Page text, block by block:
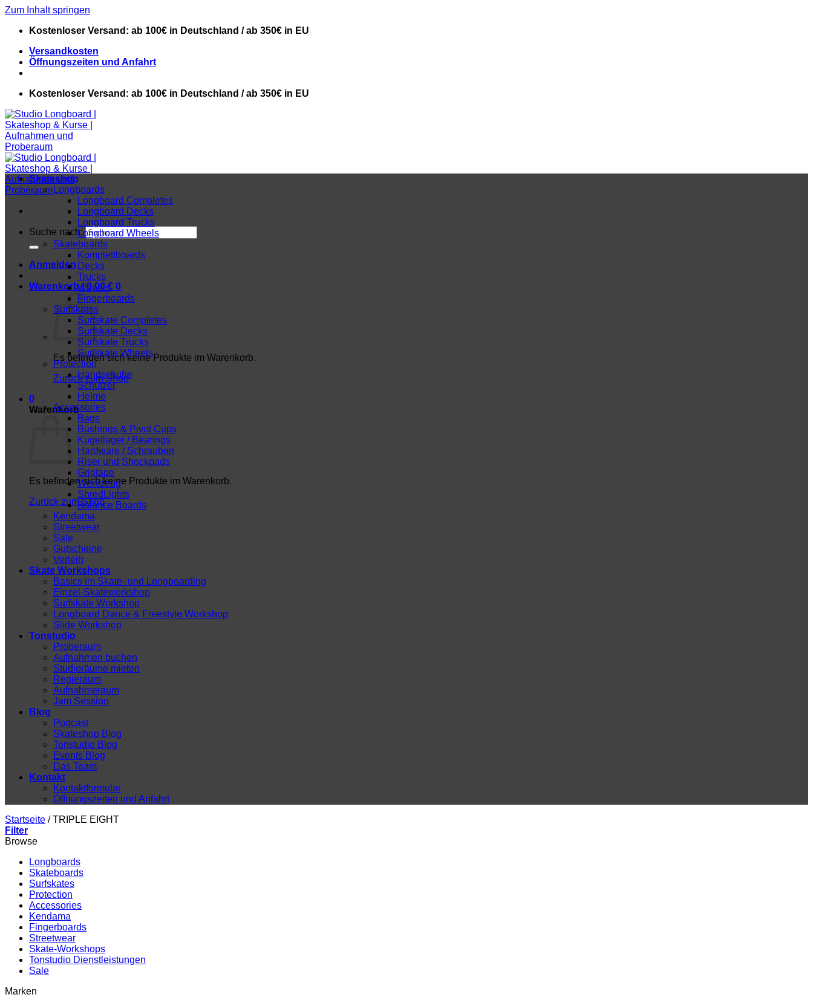
Zum Inhalt springen
Kostenloser Versand: ab 100€ in Deutschland / ab 350€ in EU
Versandkosten
Öffnungszeiten und Anfahrt
Kostenloser Versand: ab 100€ in Deutschland / ab 350€ in EU
Suche nach:
Anmelden
Warenkorb /0,00€ 0
Es befinden sich keine Produkte im Warenkorb.
Zurück zum Shop
0
Warenkorb
Es befinden sich keine Produkte im Warenkorb.
Zurück zum Shop
Skateshop
Longboards
Longboard Completes
Longboard Decks
Longboard Trucks
Longboard Wheels
Skateboards
Komplettboards
Decks
Trucks
Wheels
Fingerboards
Surfskates
Surfskate Completes
Surfskate Decks
Surfskate Trucks
Surfskate Wheels
Protection
Handschuhe
Schützer
Helme
Accessories
Bags
Bushings & Pivot Cups
Kugellager / Bearings
Hardware / Schrauben
Riser und Shockpads
Griptape
Werkzeug
ShredLights
Balance Boards
Kendama
Streetwear
Sale
Gutscheine
Verleih
Skate Workshops
Basics im Skate- und Longboarding
Einzel-Skateworkshop
Surfskate Workshop
Longboard Dance & Freestyle Workshop
Slide Workshop
Tonstudio
Proberaum
Aufnahmen buchen
Studioräume mieten
Regieraum
Aufnahmeraum
Jam Session
Blog
Podcast
Skateshop Blog
Tonstudio Blog
Events Blog
Das Team
Kontakt
Kontaktformular
Öffnungszeiten und Anfahrt
Startseite /TRIPLE EIGHT
Filter
Browse
Longboards
Skateboards
Surfskates
Protection
Accessories
Kendama
Fingerboards
Streetwear
Skate-Workshops
Tonstudio Dienstleistungen
Sale
Marken